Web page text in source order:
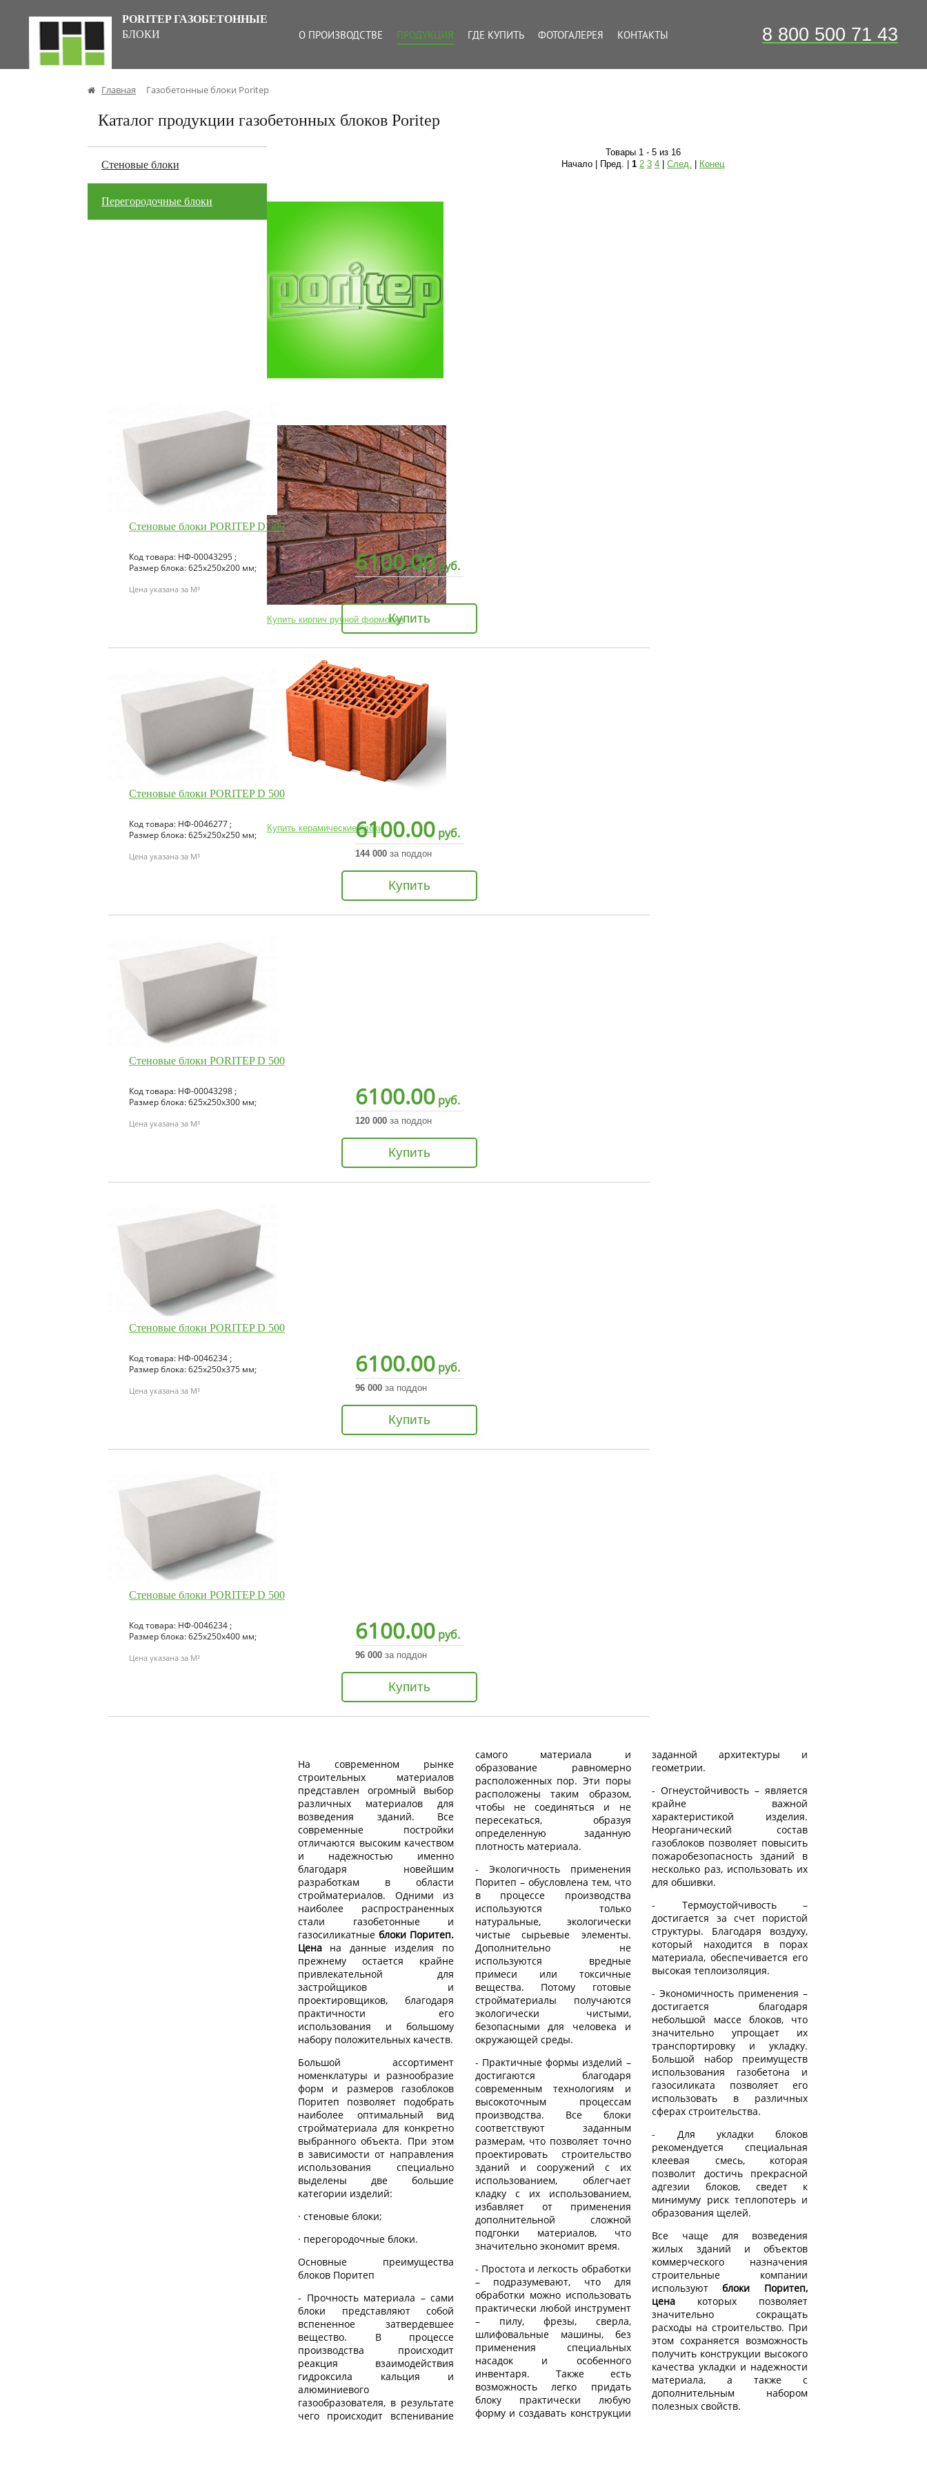
PORITEP ГАЗОБЕТОННЫЕ
БЛОКИ
О ПРОИЗВОДСТВЕ ПРОДУКЦИЯ ГДЕ КУПИТЬ ФОТОГАЛЕРЕЯ КОНТАКТЫ 8 800 500 71 43
Главная Газобетонные блоки Poritep
Каталог продукции газобетонных блоков Poritep
Стеновые блоки
Перегородочные блоки
Купить кирпич ручной формовки
Купить керамические блоки
Стеновые блоки PORITEP D 500
Код товара: НФ-00043295 ;
Размер блока: 625х250х200 мм;
Цена указана за M³
6100.00руб.
192 000за поддон
Купить
Стеновые блоки PORITEP D 500
Код товара: НФ-0046277 ;
Размер блока: 625х250х250 мм;
Цена указана за M³
6100.00 руб.
144 000 за поддон
Купить
Стеновые блоки PORITEP D 500
Код товара: НФ-00043298 ;
Размер блока: 625х250х300 мм;
Цена указана за M³
6100.00 руб.
120 000 за поддон
Купить
Стеновые блоки PORITEP D 500
Код товара: НФ-0046234 ;
Размер блока: 625х250х375 мм;
Цена указана за M³
6100.00 руб.
96 000 за поддон
Купить
Стеновые блоки PORITEP D 500
Код товара: НФ-0046234 ;
Размер блока: 625х250х400 мм;
Цена указана за M³
6100.00 руб.
96 000 за поддон
Купить
Товары 1 - 5 из 16
Начало | Пред. | 1 2 3 4 След. Конец
На современном рынке
строительных материалов
представлен огромный выбор
различных материалов для
возведения зданий. Все
современные постройки
отличаются высоким качеством
и надежностью именно
благодаря новейшим
разработкам в области
стройматериалов. Одними из
наиболее распространенных
стали газобетонные и
газосиликатные блоки Поритеп.
Цена на данные изделия по
прежнему остается крайне
привлекательной для
застройщиков и
проектировщиков, благодаря
практичности его
использования и большому
набору положительных качеств.
Большой ассортимент
номенклатуры и разнообразие
форм и размеров газоблоков
Поритеп позволяет подобрать
наиболее оптимальный вид
стройматериала для конкретно
выбранного объекта. При этом
в зависимости от направления
использования специально
выделены две большие
категории изделий:
· стеновые блоки;
· перегородочные блоки.
Основные преимущества
блоков Поритеп
- Прочность материала – сами
блоки представляют собой
вспененное затвердевшее
вещество. В процессе
производства происходит
реакция взаимодействия
гидроксила кальция и
алюминиевого
газообразователя, в результате
чего происходит вспенивание
самого материала и
образование равномерно
расположенных пор. Эти поры
расположены таким образом,
чтобы не соединяться и не
пересекаться, образуя
определенную заданную
плотность материала.
- Экологичность применения
Поритеп – обусловлена тем, что
в процессе производства
используются только
натуральные, экологически
чистые сырьевые элементы.
Дополнительно не
используются вредные
примеси или токсичные
вещества. Потому готовые
стройматериалы получаются
экологически чистыми,
безопасными для человека и
окружающей среды.
- Практичные формы изделий –
достигаются благодаря
современным технологиям и
высокоточным процессам
производства. Все блоки
соответствуют заданным
размерам, что позволяет точно
проектировать строительство
зданий и сооружений с их
использованием, облегчает
кладку с их использованием,
избавляет от применения
дополнительной сложной
подгонки материалов, что
значительно экономит время.
- Простота и легкость обработки
– подразумевают, что для
обработки можно использовать
практически любой инструмент
– пилу, фрезы, сверла,
шлифовальные машины, без
применения специальных
насадок и особенного
инвентаря. Также есть
возможность легко придать
блоку практически любую
форму и создавать конструкции
заданной архитектуры и
геометрии.
- Огнеустойчивость – является
крайне важной
характеристикой изделия.
Неорганический состав
газоблоков позволяет повысить
пожаробезопасность зданий в
несколько раз, использовать их
для обшивки.
- Термоустойчивость –
достигается за счет пористой
структуры. Благодаря воздуху,
который находится в порах
материала, обеспечивается его
высокая теплоизоляция.
- Экономичность применения –
достигается благодаря
небольшой массе блоков, что
значительно упрощает их
транспортировку и укладку.
Большой набор преимуществ
использования газобетона и
газосиликата позволяет его
использовать в различных
сферах строительства.
- Для укладки блоков
рекомендуется специальная
клеевая смесь, которая
позволит достичь прекрасной
адгезии блоков, сведет к
минимуму риск теплопотерь и
образования щелей.
Все чаще для возведения
жилых зданий и объектов
коммерческого назначения
строительные компании
используютблоки Поритеп,
цена которых позволяет
значительно сокращать
расходы на строительство. При
этом сохраняется возможность
получить конструкции высокого
качества укладки и надежности
материала, а также с
дополнительным набором
полезных свойств.